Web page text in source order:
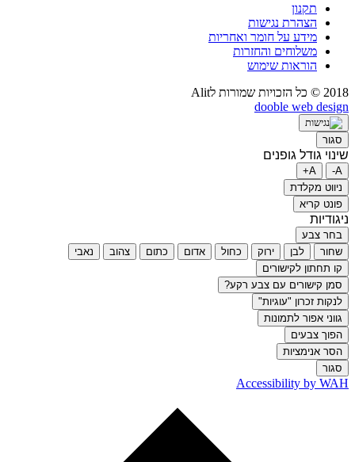
תקנון
הצהרת נגישות
מידע על חומר ואחריות
משלוחים והחזרות
הוראות שימוש
2018 © כל הזכויות שמורות לAlit
dooble web design
סגור
שינוי גודל גופנים
A-
A+
ניווט מקלדת
פונט קריא
ניגודיות
בחר צבע
שחור
לבן ירוק כחול אדום כתום צהוב
נאבי
קו תחתון לקישורים
סמן קישורים עם צבע רקע?
לנקות זכרון "עוגיות"
גווני אפור לתמונות
הפוך צבעים
הסר אנימציות
סגור
Accessibility by WAH